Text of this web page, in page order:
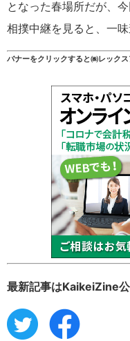
となった春場所だが、
相撲中継を見ると、一
バナーをクリックすると㈱レック
最新記事はKaikeiZine公